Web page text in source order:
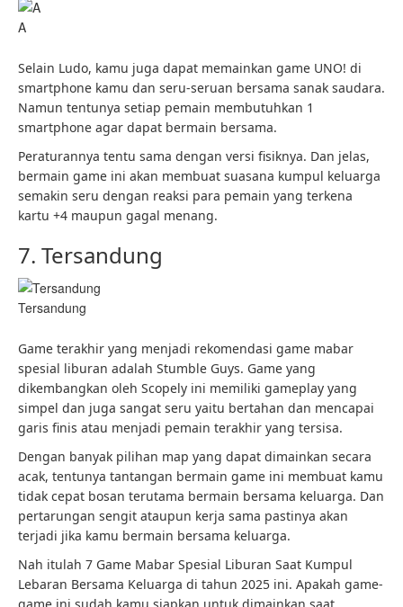
A
Selain Ludo, kamu juga dapat memainkan game UNO! di
smartphone kamu dan seru-seruan bersama sanak saudara.
Namun tentunya setiap pemain membutuhkan 1
smartphone agar dapat bermain bersama.
Peraturannya tentu sama dengan versi fisiknya. Dan jelas,
bermain game ini akan membuat suasana kumpul keluarga
semakin seru dengan reaksi para pemain yang terkena
kartu +4 maupun gagal menang.
7. Tersandung
Tersandung
Game terakhir yang menjadi rekomendasi game mabar
spesial liburan adalah Stumble Guys. Game yang
dikembangkan oleh Scopely ini memiliki gameplay yang
simpel dan juga sangat seru yaitu bertahan dan mencapai
garis finis atau menjadi pemain terakhir yang tersisa.
Dengan banyak pilihan map yang dapat dimainkan secara
acak, tentunya tantangan bermain game ini membuat kamu
tidak cepat bosan terutama bermain bersama keluarga. Dan
pertarungan sengit ataupun kerja sama pastinya akan
terjadi jika kamu bermain bersama keluarga.
Nah itulah 7 Game Mabar Spesial Liburan Saat Kumpul
Lebaran Bersama Keluarga di tahun 2025 ini. Apakah game-